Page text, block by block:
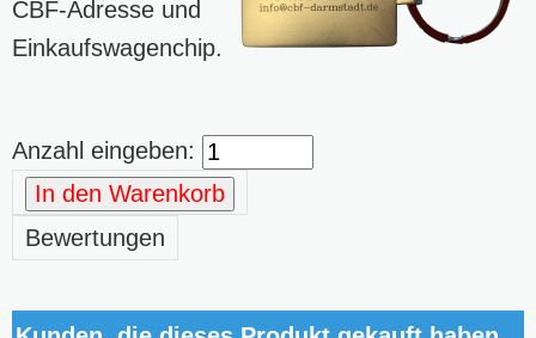
CBF-Adresse und
Einkaufswagenchip.
Anzahl eingeben:
In den Warenkorb
Bewertungen